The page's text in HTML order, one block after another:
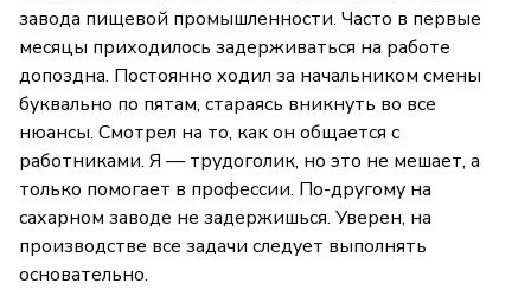
завода пищевой промышленности. Часто в первые
месяцы приходилось задерживаться на работе
допоздна. Постоянно ходил за начальником смены
буквально по пятам, стараясь вникнуть во все
нюансы. Смотрел на то, как он общается с
работниками. Я — трудоголик, но это не мешает, а
только помогает в профессии. По-другому на
сахарном заводе не задержишься. Уверен, на
производстве все задачи следует выполнять
основательно.